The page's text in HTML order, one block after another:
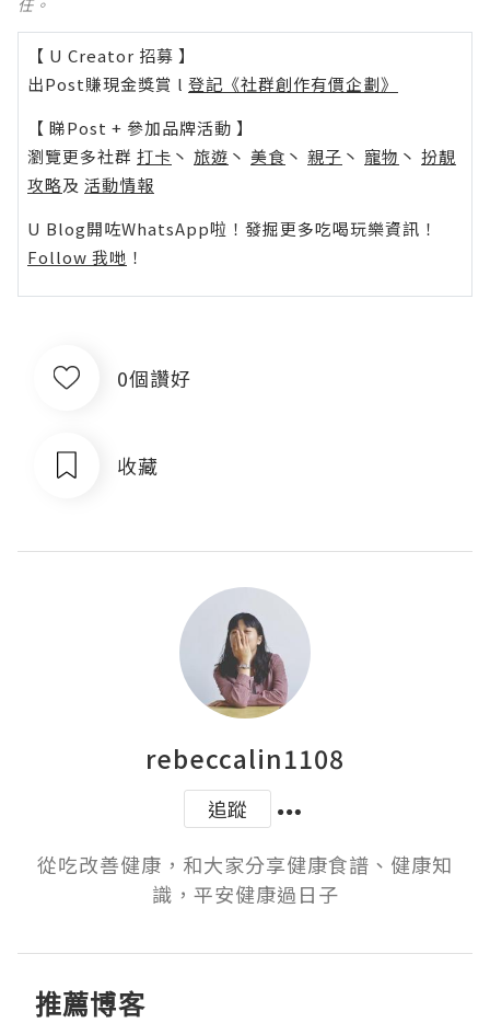
任。
【 U Creator 招募 】
出Post賺現金獎賞 l 登記《社群創作有價企劃》
【 睇Post + 參加品牌活動 】
瀏覽更多社群 打卡 丶 旅遊 丶 美食 丶 親子 丶 寵物 丶 扮靚
攻略及 活動情報
U Blog開咗WhatsApp啦！發掘更多吃喝玩樂資訊！
Follow 我哋 ！
0個讚好
收藏
rebeccalin1108
追蹤
從吃改善健康，和大家分享健康食譜、健康知
識，平安健康過日子
推薦博客